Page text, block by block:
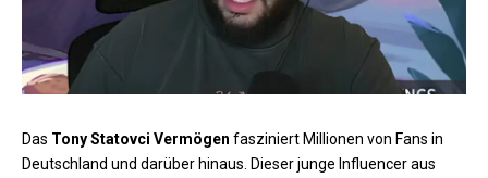
Das Tony Statovci Vermögen fasziniert Millionen von Fans in
Deutschland und darüber hinaus. Dieser junge Influencer aus